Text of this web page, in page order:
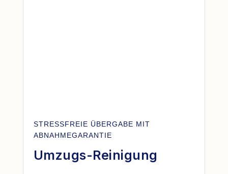
STRESSFREIE ÜBERGABE MIT
ABNAHMEGARANTIE
Umzugs-Reinigung